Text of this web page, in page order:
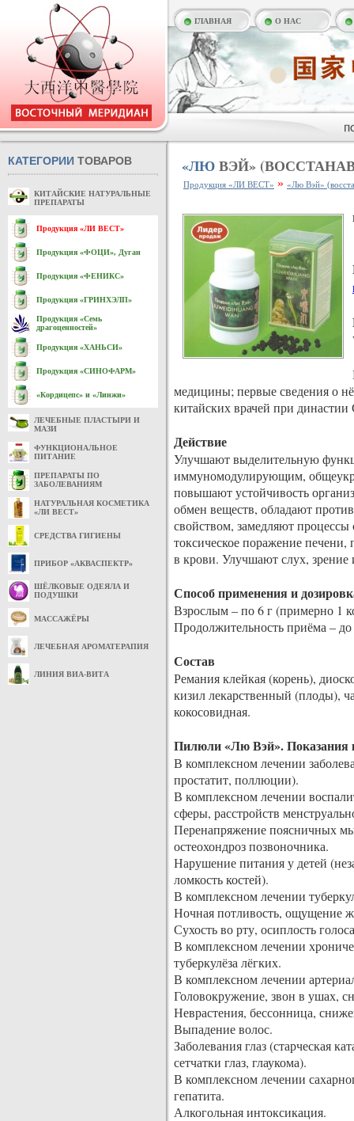
ГЛАВНАЯ О НАС
КАТЕГОРИИ ТОВАРОВ
КИТАЙСКИЕ НАТУРАЛЬНЫЕ
ПРЕПАРАТЫ
Продукция «ЛИ ВЕСТ»
Продукция «ФОЦИ», Дуган
Продукция «ФЕНИКС»
Продукция «ГРИНХЭЛП»
Продукция «Семь
драгоценностей»
Продукция «ХАНЬСИ»
Продукция «СИНОФАРМ»
«Кордицепс» и «Линжи»
ЛЕЧЕБНЫЕ ПЛАСТЫРИ И
МАЗИ
ФУНКЦИОНАЛЬНОЕ
ПИТАНИЕ
ПРЕПАРАТЫ ПО
ЗАБОЛЕВАНИЯМ
НАТУРАЛЬНАЯ КОСМЕТИКА
«ЛИ ВЕСТ»
СРЕДСТВА ГИГИЕНЫ
ПРИБОР «АКВАСПЕКТР»
ШЁЛКОВЫЕ ОДЕЯЛА И
ПОДУШКИ
МАССАЖЁРЫ
ЛЕЧЕБНАЯ АРОМАТЕРАПИЯ
ЛИНИЯ ВИА-ВИТА
«ЛЮВЭЙ»
Продукция «ЛИ ВЕСТ» » «Лю Вэй»
медицины; первые сведения о
китайских врачей при
Действие
Улучшают выделительную
иммуномодулирующим,
повышают устойчивость
обмен веществ, обладают
свойством, замедляют
токсическое поражение
в крови. Улучшают слух, зрение
Способ применения и
Взрослым – по 6 г (примерно 1
Продолжительность приёма – до
Состав
Ремания клейкая (корень),
кизил лекарственный (плоды),
кокосовидная.
Пилюли «Лю Вэй». Показания
В комплексном лечении
простатит, поллюции).
В комплексном лечении
сферы, расстройств
Перенапряжение поясничных
остеохондроз позвоночника.
Нарушение питания у детей
ломкость костей).
В комплексном лечении
Ночная потливость, ощущение
Сухость во рту, осиплость
В комплексном лечении
туберкулёза лёгких.
В комплексном лечении
Головокружение, звон в ушах,
Неврастения, бессонница,
Выпадение волос.
Заболевания глаз (старческая
сетчатки глаз, глаукома).
В комплексном лечении
гепатита.
Алкогольная интоксикация.